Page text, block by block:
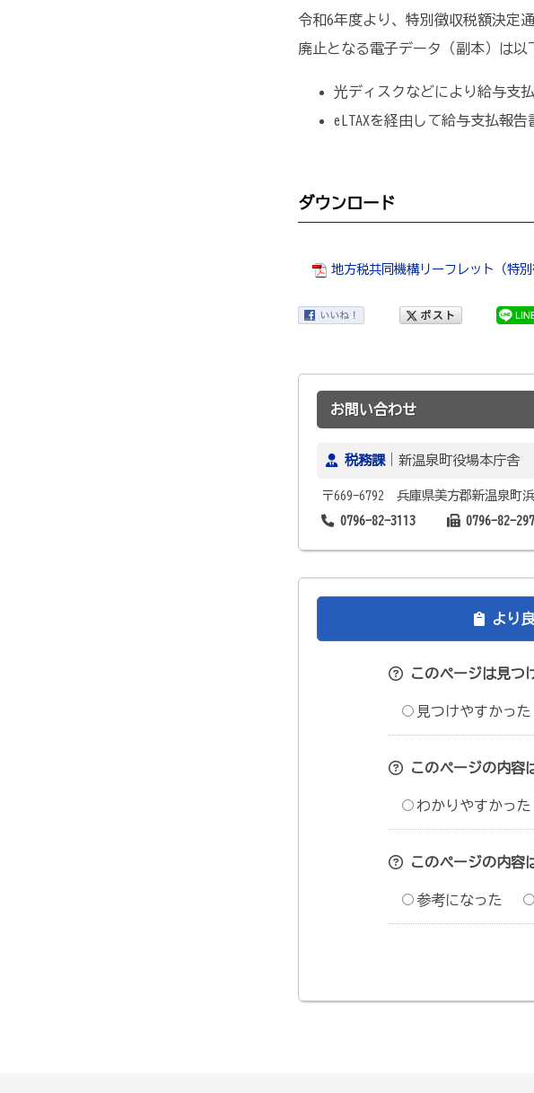
令和6年度より、特別徴収税額決定
廃止となる電子データ（副本）は以
光ディスクなどにより給与支
eLTAXを経由して給与支払報
ダウンロード
地方税共同機構リーフレット（特
お問い合わせ
税務課｜新温泉町役場本庁舎
〒669-6792 兵庫県美方郡新温泉町浜
0796-82-3113
0796-82-
より
このページは見つ
見つけやすかった
このページの内容
わかりやすかった
このページの内容
参考になった